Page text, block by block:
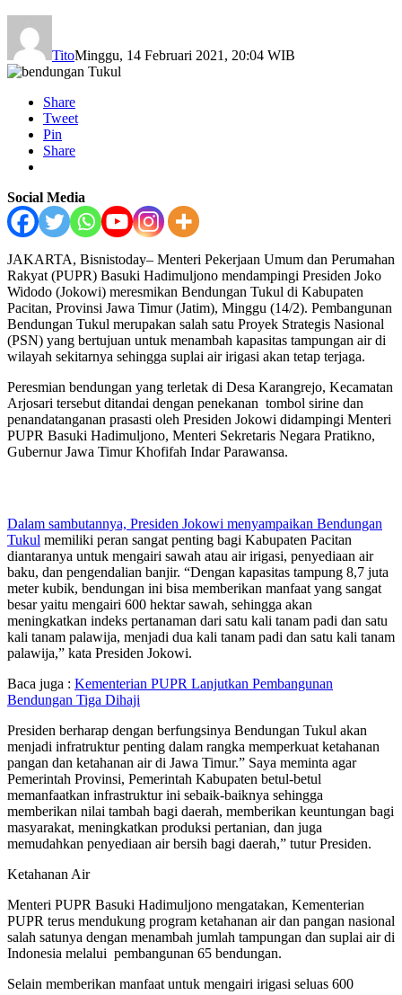
TitoMinggu, 14 Februari 2021, 20:04 WIB
Share
Tweet
Pin
Share
Social Media
JAKARTA, Bisnistoday– Menteri Pekerjaan Umum dan Perumahan
Rakyat (PUPR) Basuki Hadimuljono mendampingi Presiden Joko
Widodo (Jokowi) meresmikan Bendungan Tukul di Kabupaten
Pacitan, Provinsi Jawa Timur (Jatim), Minggu (14/2). Pembangunan
Bendungan Tukul merupakan salah satu Proyek Strategis Nasional
(PSN) yang bertujuan untuk menambah kapasitas tampungan air di
wilayah sekitarnya sehingga suplai air irigasi akan tetap terjaga.
Peresmian bendungan yang terletak di Desa Karangrejo, Kecamatan
Arjosari tersebut ditandai dengan penekanan tombol sirine dan
penandatanganan prasasti oleh Presiden Jokowi didampingi Menteri
PUPR Basuki Hadimuljono, Menteri Sekretaris Negara Pratikno,
Gubernur Jawa Timur Khofifah Indar Parawansa.
Dalam sambutannya, Presiden Jokowi menyampaikan Bendungan
Tukul memiliki peran sangat penting bagi Kabupaten Pacitan
diantaranya untuk mengairi sawah atau air irigasi, penyediaan air
baku, dan pengendalian banjir. “Dengan kapasitas tampung 8,7 juta
meter kubik, bendungan ini bisa memberikan manfaat yang sangat
besar yaitu mengairi 600 hektar sawah, sehingga akan
meningkatkan indeks pertanaman dari satu kali tanam padi dan satu
kali tanam palawija, menjadi dua kali tanam padi dan satu kali tanam
palawija,” kata Presiden Jokowi.
Baca juga : Kementerian PUPR Lanjutkan Pembangunan
Bendungan Tiga Dihaji
Presiden berharap dengan berfungsinya Bendungan Tukul akan
menjadi infratruktur penting dalam rangka memperkuat ketahanan
pangan dan ketahanan air di Jawa Timur.” Saya meminta agar
Pemerintah Provinsi, Pemerintah Kabupaten betul-betul
memanfaatkan infrastruktur ini sebaik-baiknya sehingga
memberikan nilai tambah bagi daerah, memberikan keuntungan bagi
masyarakat, meningkatkan produksi pertanian, dan juga
memudahkan penyediaan air bersih bagi daerah,” tutur Presiden.
Ketahanan Air
Menteri PUPR Basuki Hadimuljono mengatakan, Kementerian
PUPR terus mendukung program ketahanan air dan pangan nasional
salah satunya dengan menambah jumlah tampungan dan suplai air di
Indonesia melalui pembangunan 65 bendungan.
Selain memberikan manfaat untuk mengairi irigasi seluas 600